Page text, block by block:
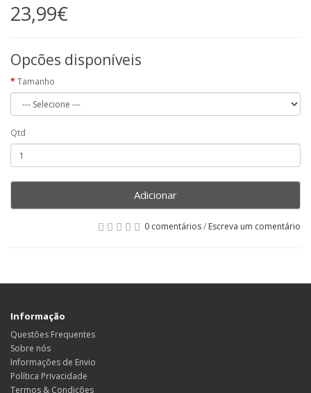
23,99€
Opcões disponíveis
Tamanho
Qtd
Adicionar
0 comentários/ Escreva um comentário
Informação
Questões Frequentes
Sobre nós
Informações de Envio
Política Privacidade
Termos & Condições